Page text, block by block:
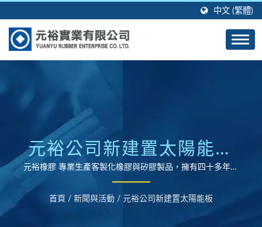
中文 (繁體)
元裕公司新建置太陽能板
| 客製化橡膠製品與矽膠
製品成型製造商 - 元裕橡
元裕橡膠 專業生產客製化橡膠與矽膠製品，擁有四十多年的
製造經驗及技術。
首頁 / 新聞與活動 / 元裕公司新建置太陽能板